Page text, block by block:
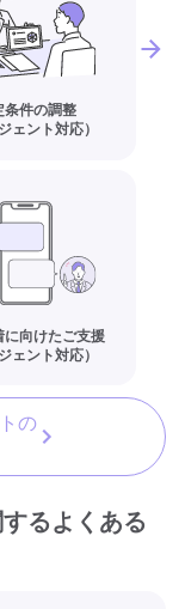
条件の調整
ェント対応）
に向けたご支援
ェント対応）
の
るよくある